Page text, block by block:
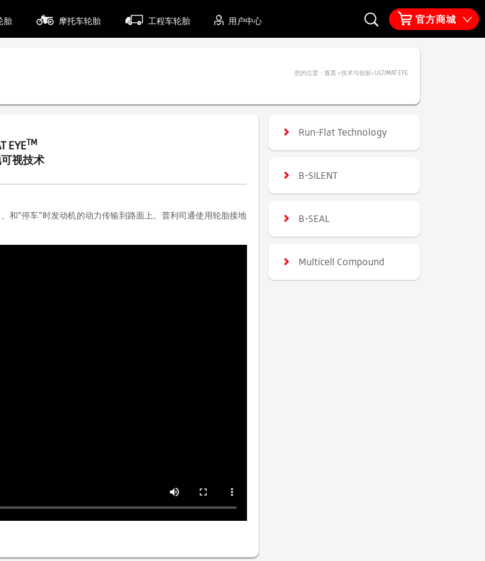
胎 摩托车轮胎 工程车轮胎 用户中心 官方商城
您的位置：首页 >技术与创新>ULTIMAT EYE
EYETM
视技术
和“停车”时发动机的动力传输到路面上。普利司通使用轮胎接地
Run-Flat Technology
B-SILENT
B-SEAL
Multicell Compound